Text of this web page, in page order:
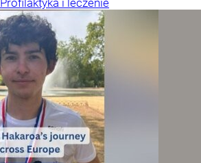
Profilaktyka i leczenie